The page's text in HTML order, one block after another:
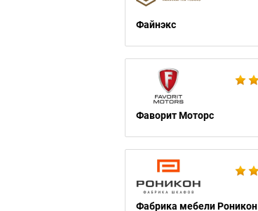
Файнэкс
Фаворит Моторс
Фабрика мебели Роникон